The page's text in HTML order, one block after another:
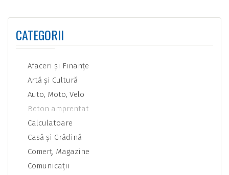
CATEGORII
Afaceri şi Finanţe
Artă şi Cultură
Auto, Moto, Velo
Beton amprentat
Calculatoare
Casă şi Grădină
Comerţ, Magazine
Comunicaţii